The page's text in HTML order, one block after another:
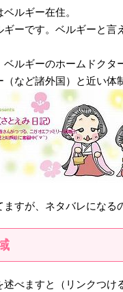
ルギー在住。
ギーです。ベルギーと
ルギーのホームドク
など諸外国）と近い体
すが、ネタバレになる
べますと（リンクつけ